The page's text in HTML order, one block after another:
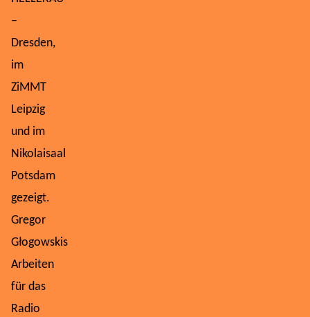
–
Dresden,
im
ZiMMT
Leipzig
und im
Nikolaisaal
Potsdam
gezeigt.
Gregor
Głogowskis
Arbeiten
für das
Radio